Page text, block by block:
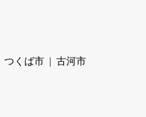
つくば市 古河市